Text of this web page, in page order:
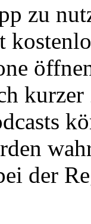
zu
der